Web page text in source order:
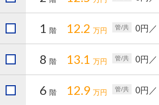
1 階 12.2 万円 管/共 0円
8 階 13.1 万円 管/共 0円
6 階 12.9 万円 管/共 0円